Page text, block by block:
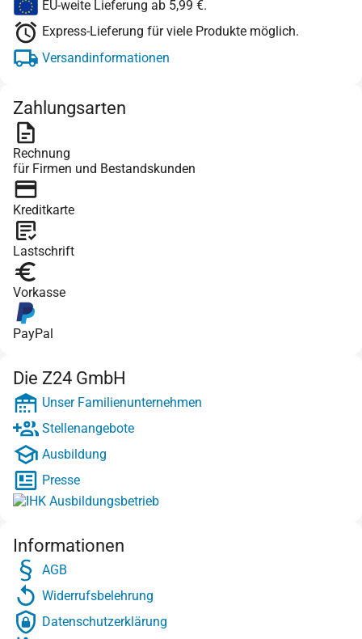
EU-weite Lieferung ab 5,99 €.
Express-Lieferung für viele Produkte möglich.
Versandinformationen
Zahlungsarten
Rechnung
für Firmen und Bestandskunden
Kreditkarte
Lastschrift
Vorkasse
PayPal
Die Z24 GmbH
Unser Familienunternehmen
Stellenangebote
Ausbildung
Presse
Informationen
AGB
Widerrufsbelehrung
Datenschutzerklärung